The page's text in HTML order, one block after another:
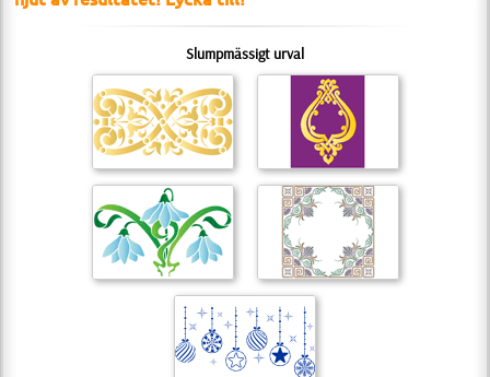
Slumpmässigt urval